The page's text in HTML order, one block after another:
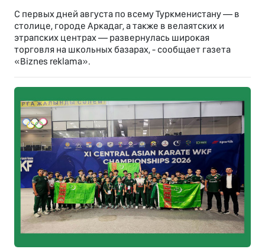
С первых дней августа по всему Туркменистану — в
столице, городе Аркадаг, а также в велаятских и
этрапских центрах — развернулась широкая
торговля на школьных базарах, - сообщает газета
«Biznes reklama».